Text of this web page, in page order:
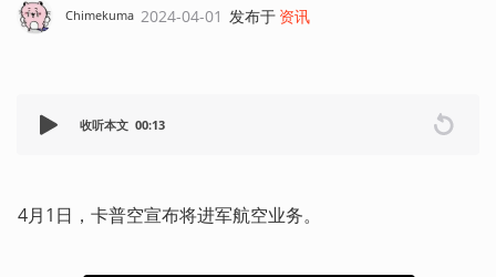
Chimekuma 2024-04-01 发布于 资讯
收听本文 00:13
4月1日，卡普空宣布将进军航空业务。